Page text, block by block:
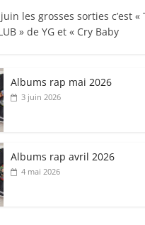
les grosses sorties c’est «
» de YG et « Cry Baby
Albums rap mai 2026
3 juin 2026
Albums rap avril 2026
4 mai 2026